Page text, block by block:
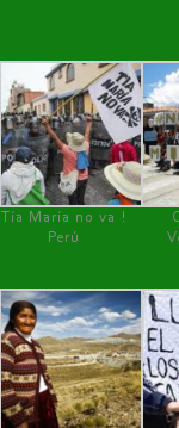
Tía María no va !
Perú